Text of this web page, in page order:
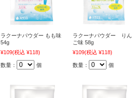
ラクーナパウダー もも味
54g
¥109(税込 ¥118)
数量： 個
ラクーナパウダー りん
ご味 58g
¥109(税込 ¥118)
数量： 個